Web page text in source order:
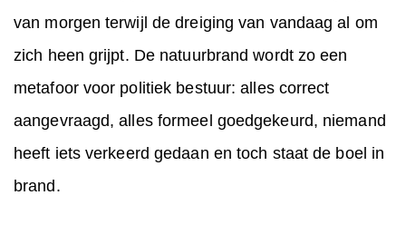
van morgen terwijl de dreiging van vandaag al om
zich heen grijpt. De natuurbrand wordt zo een
metafoor voor politiek bestuur: alles correct
aangevraagd, alles formeel goedgekeurd, niemand
heeft iets verkeerd gedaan en toch staat de boel in
brand.